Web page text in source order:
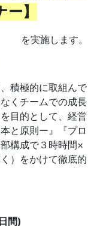
】
を実施します。
積極的に取組んで
くチームでの成長
目的として、経営
と原則ー』『プロ
構成で３時時間×
）をかけて徹底的
間)